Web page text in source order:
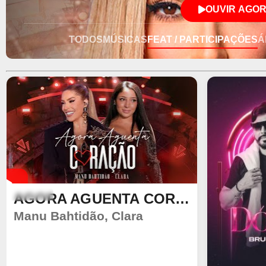
consolidou-se no Tecno Melody e
carreira solo e apostar na sua
uma fase no sertanejo, retornou
projeção nacional em 2023 com o
somando mais de 1 bilhão de
OUVIR
TODOS MÚSICAS FEAT / PARTICIPAÇÕES
VÍDEO AGORA AGUENTA CORAÇÃO
Manu Bahtidão, Clara